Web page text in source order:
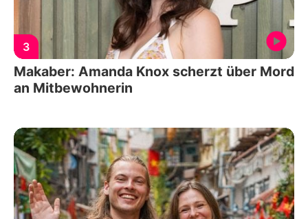
3
Makaber: Amanda Knox scherzt über Mord
an Mitbewohnerin